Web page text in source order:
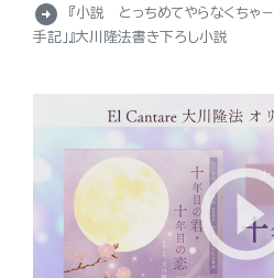
arrow_circle_right
『小説 とっちめてやらなくちゃ－
手記」』大川隆法書き下ろし小説